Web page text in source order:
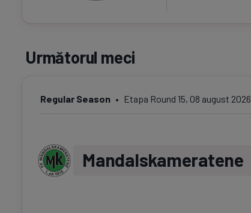
Următorul meci
Regular Season Etapa Round 15, 08 august 2026
Mandalskameratene